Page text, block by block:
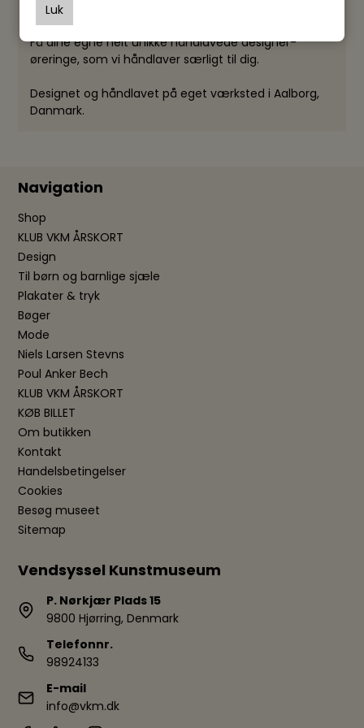
Få dine egne helt unikke håndlavede designer-
øreringe, som vi håndlaver særligt til dig.
Designet og håndlavet på eget værksted i Aalborg,
Danmark.
Navigation
Shop
KLUB VKM ÅRSKORT
Design
Til børn og barnlige sjæle
Plakater & tryk
Bøger
Mode
Niels Larsen Stevns
Poul Anker Bech
KLUB VKM ÅRSKORT
KØB BILLET
Om butikken
Kontakt
Handelsbetingelser
Cookies
Besøg museet
Sitemap
Vendsyssel Kunstmuseum
P. Nørkjær Plads 15
9800 Hjørring, Denmark
Telefonnr.
98924133
E-mail
info@vkm.dk
Luk